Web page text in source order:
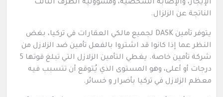
الإيجار، والإصابة الشخصية، ومسؤولية الطرف الثالث
الناتجة عن الزلزال.
يتوفر تأمين DASK لجميع مالكي العقارات في تركيا، بغض
النظر عما إذا كانوا قد اشتروا بالفعل تأمين ضد الزلازل من
شركة تأمين خاصة. يغطي التأمين الزلازل التي تبلغ قوتها 5
درجات أو أعلى، وهو المستوى الذي يُتوقع أن تتسبب فيه
معظم الزلازل في تركيا بأضرار و خسائر.